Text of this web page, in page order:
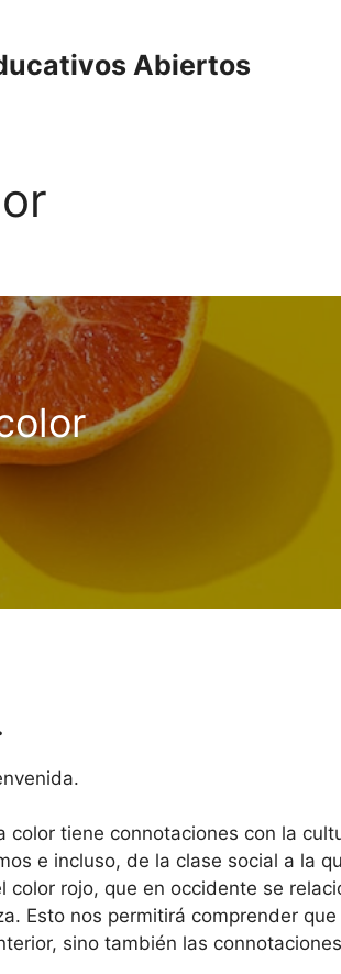
Abiertos
tiene connotaciones con la
e incluso, de la clase social a la
rojo, que en occidente se
Esto nos permitirá comprender
sino también las